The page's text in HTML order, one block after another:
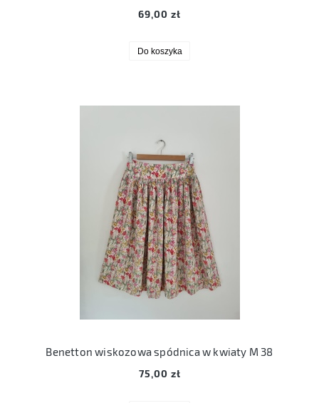
69,00 zł
Do koszyka
Benetton wiskozowa spódnica w kwiaty M 38
75,00 zł